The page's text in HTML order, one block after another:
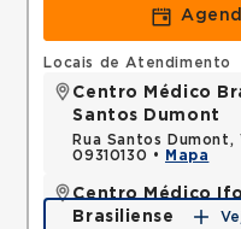
Locais de Atendimento
Centro Médico
Santos Dumont
Rua Santos Dumont,
09310130 •
Mapa
Centro Médico
Brasiliense